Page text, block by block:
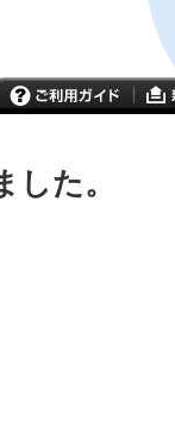
た。